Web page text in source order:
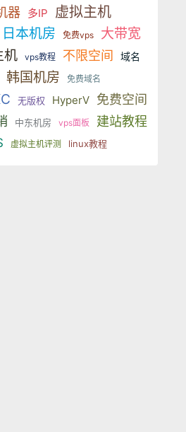
器 多IP 虚拟主机
日本机房 免费vps 大带宽
机 vps教程 不限空间
域名
韩国机房 免费域名
无版权 HyperV 免费空间
中东机房 vps面板 建站教程
虚拟主机评测 linux教程